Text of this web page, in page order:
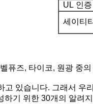
UL 인증
세이티
퓨즈, 타이코, 원광 중
고 있습니다. 그래서 우
하기 위한 30개의 알려